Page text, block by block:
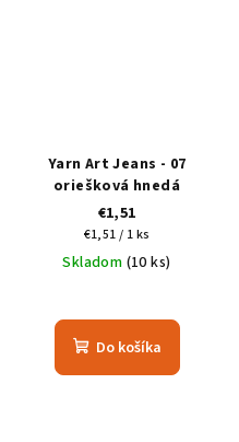
Yarn Art Jeans - 07
oriešková hnedá
€1,51
Jednotková
cena:
€1,51 / 1 ks
Skladom (10 ks)
Do košíka